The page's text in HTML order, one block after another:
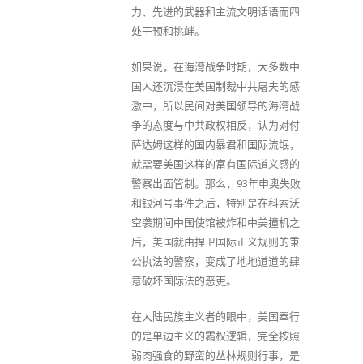
力、先进的武器和主流文明话语而四
处干预和挑衅。
如果说，在海湾战争时期，大多数中
国人还沉浸在美国制裁中共屠夫的感
激中，所以民间对美国领导的海湾战
争的态度与中共政权相反，认为对付
萨达姆这样的国内暴君和国际流氓，
就需要美国这样的富有国际道义感的
警察出面管制。那么，93年申奥失败
和银河号事件之后，特别是在科索沃
空袭期间中国使馆被炸和中美撞机之
后，美国就由捍卫国际正义规则的秉
公执法的警察，变成了地地道道的肆
意破坏国际法的恶吏。
在大陆民族主义者的眼中，美国奉行
的是单边主义的霸权逻辑，完全按照
弱肉强食的野蛮的丛林规则行事，是